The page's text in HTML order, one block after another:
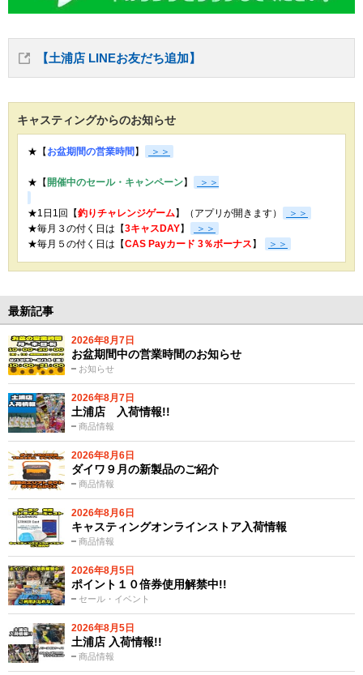
【土浦店 LINEお友だち追加】
キャスティングからのお知らせ
★【 お盆期間の営業時間 】 ＞＞
★【 開催中のセール・キャンペーン】 ＞＞
★1日1回【釣りチャレンジゲーム】（アプリが開きます）
＞＞
★毎月３の付く日は【3キャスDAY】
＞＞
★毎月５の付く日は【CAS Payカード 3％ボーナス 】 ＞＞
最新記事
2026年8月7日
お知らせ
お盆期間中の営業時間のお知らせ
2026年8月7日
商品情報
土浦店 入荷情報!!
2026年8月6日
商品情報
ダイワ９月の新製品のご紹介
2026年8月6日
商品情報
キャスティングオンラインストア入荷情報
2026年8月5日
セール・イベント
ポイント１０倍券使用解禁中!!
2026年8月5日
商品情報
土浦店 入荷情報!!